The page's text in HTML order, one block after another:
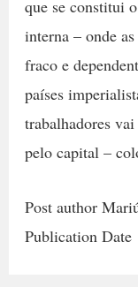
que se constitui
interna – onde
fraco e
países
trabalhadores
pelo capital –
Post author
Publication Date